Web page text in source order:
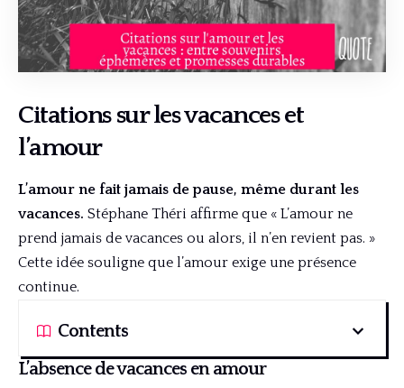
Citations sur les vacances et
l’amour
L’amour ne fait jamais de pause, même durant les
vacances. Stéphane Théri affirme que « L’amour ne
prend jamais de vacances ou alors, il n’en revient pas. »
Cette idée souligne que l’amour exige une présence
continue.
Contents
L’absence de vacances en amour